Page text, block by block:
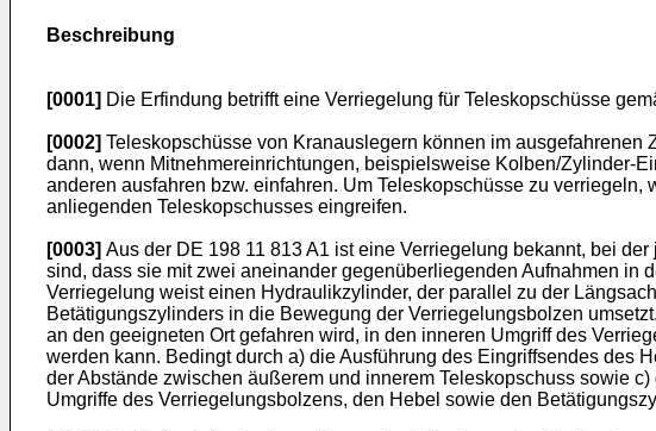
Beschreibung
[0001] Die Erfindung betrifft eine Verriegelung für Teleskopschüsse
[0002] Teleskopschüsse von Kranauslegern können im
dann, wenn Mitnehmereinrichtungen, beispielsweise Kolben/Zylinder-
anderen ausfahren bzw. einfahren. Um Teleskopschüsse zu
anliegenden Teleskopschusses eingreifen.
[0003] Aus der DE 198 11 813 A1 ist eine Verriegelung bekannt, bei
sind, dass sie mit zwei aneinander gegenüberliegenden Aufnahmen
Verriegelung weist einen Hydraulikzylinder, der parallel zu der
Betätigungszylinders in die Bewegung der Verriegelungsbolzen
an den geeigneten Ort gefahren wird, in den inneren Umgriff des
werden kann. Bedingt durch a) die Ausführung des Eingriffsendes des
der Abstände zwischen äußerem und innerem Teleskopschuss sowie
Umgriffe des Verriegelungsbolzens, den Hebel sowie den